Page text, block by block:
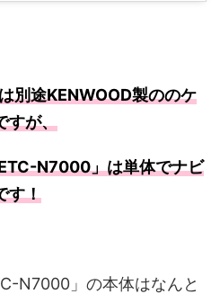
別途KENWOOD製ののケ
すが、
N7000」は単体でナビ
す！
N7000」の本体はなんと